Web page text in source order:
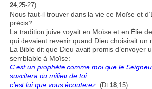
24,25-27)
Nous faut-il trouver dans la vie de Moïse et
précis?
La tradition juive voyait en Moïse et en Élie
qui devaient revenir quand Dieu choisirait un
La Bible dit que Dieu avait promis d’envoyer
semblable à Moïse:
C’est un prophète comme moi que le
suscitera du milieu de toi:
c’est lui que vous écouterez (Dt 18 ,15)